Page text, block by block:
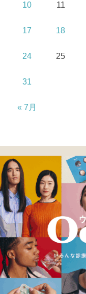
10 11
17 18
24 25
31
« 7月